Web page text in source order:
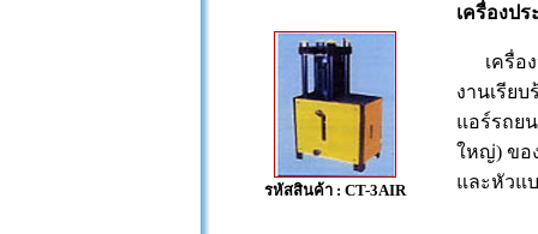
รหัสสินค้า : CT-3AIR
เครื่องป
เครื่อง
งานเรีย
แอร์รถย
ใหญ่) ขอ
และหัวแ